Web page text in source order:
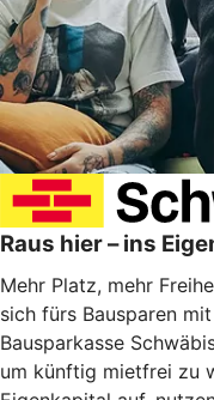
Raus hier – ins
Mehr Platz, mehr
sich fürs Bausparen
Bausparkasse
um künftig mietfrei zu